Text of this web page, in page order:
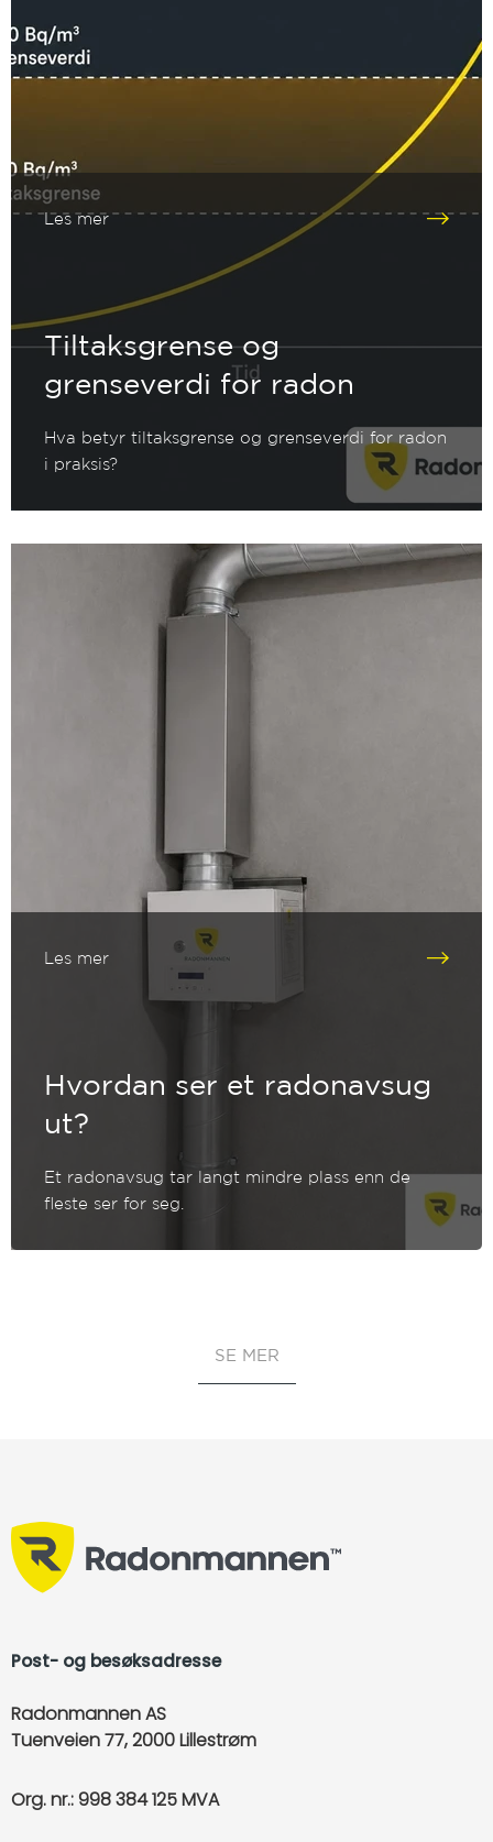
Les mer
Tiltaksgrense og
grenseverdi for radon
Hva betyr tiltaksgrense og grenseverdi for radon
i praksis?
Les mer
Hvordan ser et radonavsug
ut?
Et radonavsug tar langt mindre plass enn de
fleste ser for seg.
Post- og besøksadresse
Radonmannen AS
Tuenveien 77, 2000 Lillestrøm
Org. nr.: 998 384 125 MVA